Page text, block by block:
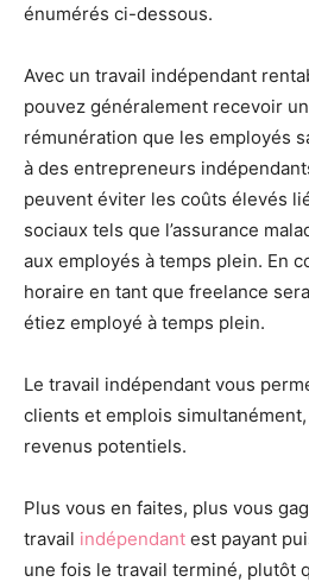
énumérés ci-dessous.
Avec un travail indépendant
pouvez généralement recevoir
rémunération que les employés
à des entrepreneurs
peuvent éviter les coûts élevés
sociaux tels que l’assurance
aux employés à temps plein. En
horaire en tant que freelance
étiez employé à temps plein.
Le travail indépendant vous
clients et emplois
revenus potentiels.
Plus vous en faites, plus vous
travail indépendant est payant
une fois le travail terminé, plutôt